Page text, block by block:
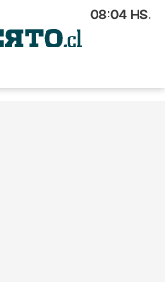
08:04 HS.